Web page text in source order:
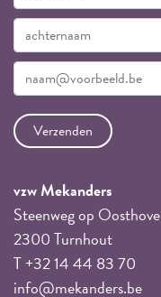
vzw Mekanders
Steenweg op
2300 Turnhout
T +32 14 44 83 70
info@mekanders.be